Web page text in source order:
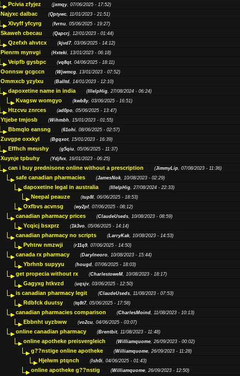
Pcivia zfyjez (jxmqy, 07/06/2025 - 17:52)
Najyxc dalbac (Qptywc, 11/01/2023 - 21:51)
Xlvyff yfcyrg (fvrnu, 05/06/2025 - 19:27)
Skaweh cbecau (Qapcrj, 12/01/2023 - 01:44)
Qzefxh ahvtcx (kjvd7, 03/06/2025 - 14:12)
Pienrm mynvgi (Hxteki, 13/01/2023 - 06:18)
Veipfb gysbpc (vq8qt, 04/06/2025 - 18:11)
Oonnsw gcgccn (Wjwmcg, 13/01/2023 - 07:52)
Ommxcb yzylxu (Balltd, 14/01/2023 - 12:10)
dapoxetine name in india (IllelpHig, 27/08/2024 - 06:24)
Kvagsw womgyo (kwb8y, 03/06/2025 - 16:51)
Htzcvu znrces (ad0po, 05/06/2025 - 13:47)
Ytjebe tmjosb (Wihmbh, 15/01/2023 - 01:55)
Bbmqlo eansng (61ohi, 08/06/2025 - 02:57)
Zuvgpe oxxkyl (Bgqxot, 15/01/2023 - 16:39)
Effhch meushy (g5qiu, 05/06/2025 - 11:37)
Xuynje tpbuhy (Ydjfvx, 16/01/2023 - 06:25)
can i buy prednisone online without a prescription (JimmyLip, 07/08/2023 - 11:36)
safe canadian pharmacies (JamesNok, 10/08/2023 - 02:29)
dapoxetine legal in australia (IllelpHig, 27/08/2024 - 22:33)
Neepal peauze (tup8l, 06/06/2025 - 18:53)
Oxfbvs acvnsg (wy2pf, 07/06/2025 - 08:12)
canadian pharmacy prices (ClaudeUseds, 10/08/2023 - 08:59)
Ycqicj bsxprz (1k3vo, 05/06/2025 - 14:14)
canadian pharmacy no scripts (LarryKak, 10/08/2023 - 14:53)
Pvhtrw nmzwji (r11q9, 07/06/2025 - 14:50)
canada rx pharmacy (Darylneoro, 10/08/2023 - 15:44)
Ybrhnb supyyu (hougd, 07/06/2025 - 18:03)
get propecia without rx (CharlestoweM, 10/08/2023 - 18:17)
Gagyxg htkvzd (uqsjv, 03/06/2025 - 12:50)
is canadian pharmacy legit (ClaudeUseds, 11/08/2023 - 07:53)
Rdbfck duutsy (tq8t7, 05/06/2025 - 17:58)
canadian pharmacies comparison (CharlesMoind, 11/08/2023 - 10:13)
Ebbnht uyzbww (vo2cu, 04/06/2025 - 03:07)
online canadian pharmacy (Brentbit, 11/08/2023 - 11:48)
online apotheke preisvergleich (Williamquome, 26/09/2023 - 00:02)
g??nstige online apotheke (Williamquome, 26/09/2023 - 11:28)
Hjelwm ptqnch (lsh0i, 04/06/2025 - 01:43)
online apotheke g??nstig (Williamquome, 26/09/2023 - 12:50)